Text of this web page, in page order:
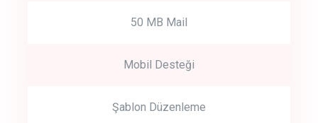
50 MB Mail
Mobil Desteği
Şablon Düzenleme